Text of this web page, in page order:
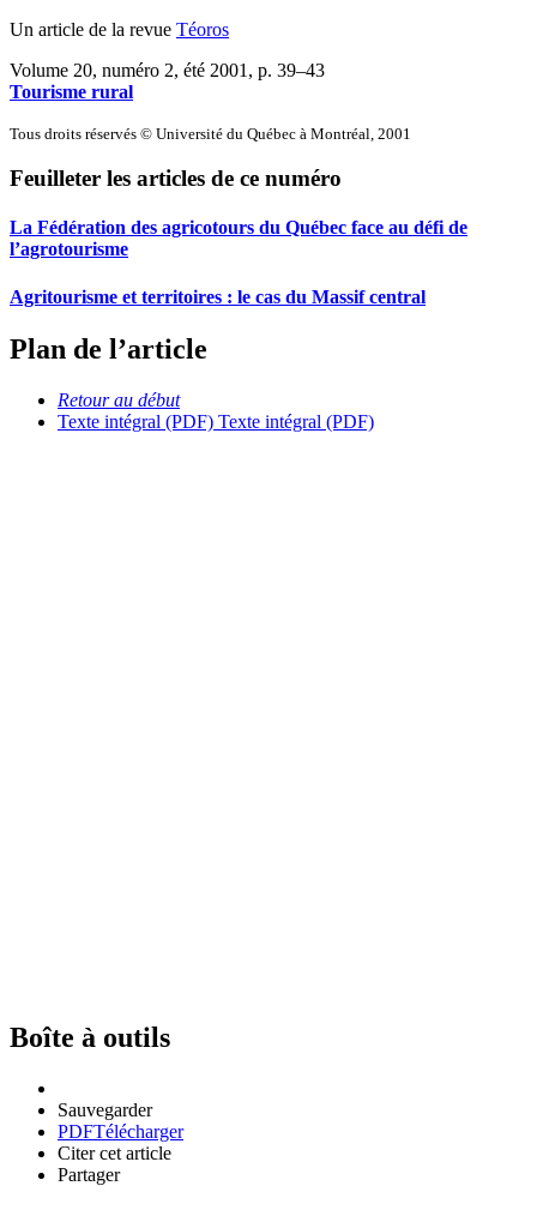
Un article de la revue Téoros
Volume 20, numéro 2, été 2001 , p. 39–43
Tourisme rural
Tous droits réservés © Université du Québec à Montréal, 2001
Feuilleter les articles de ce numéro
La Fédération des agricotours du Québec face au défi de
l’agrotourisme
Agritourisme et territoires : le cas du Massif central
Plan de l’article
Retour au début
Texte intégral (PDF) Texte intégral (PDF)
Boîte à outils
Sauvegarder
PDFTélécharger
Citer cet article
Partager